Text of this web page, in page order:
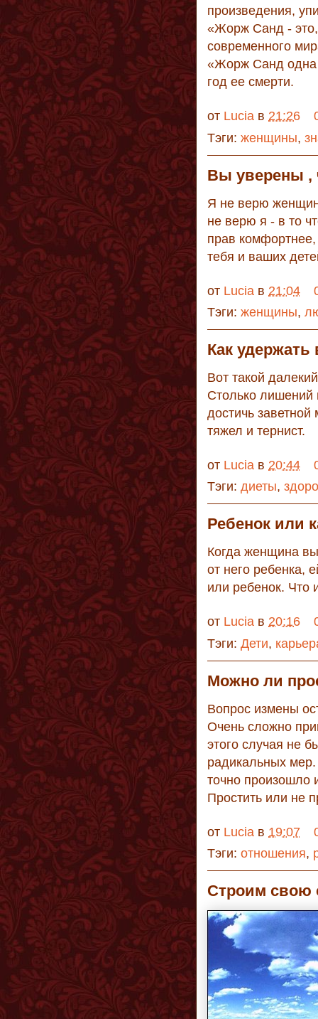
произведения,
«Жорж Санд - это,
современного
«Жорж Санд одна
год ее смерти.
от Lucia в 21:26
Тэги: женщины,
Вы уверены ,
Я не верю
не верю я - в то
прав
тебя и ваших
от Lucia в 21:04
Тэги: женщины,
Как
Вот такой
Столько лишений
достичь
тяжел и тернист.
от Lucia в 20:44
Тэги: диеты,
Ребенок или
Когда женщина
от него ребенка,
или ребенок. Что
от Lucia в 20:16
Тэги: Дети,
Можно ли
Вопрос измены
Очень сложно
этого случая не
радикальных мер.
точно произошло
Простить или не
от Lucia в 19:07
Тэги: отношения,
Строим свою